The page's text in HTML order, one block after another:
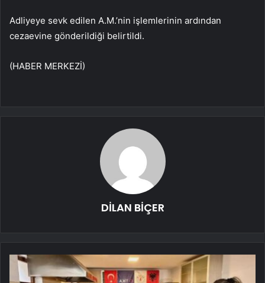
Adliyeye sevk edilen A.M.’nin işlemlerinin ardından
cezaevine gönderildiği belirtildi.
(HABER MERKEZİ)
DİLAN BİÇER